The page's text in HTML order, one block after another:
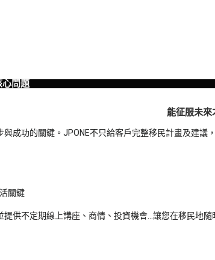
心問題
能征服未來
成功的關鍵。JPONE不只給客戶完整移民計畫及建議，
關鍵
供不定期線上講座、商情、投資機會…讓您在移民地隨